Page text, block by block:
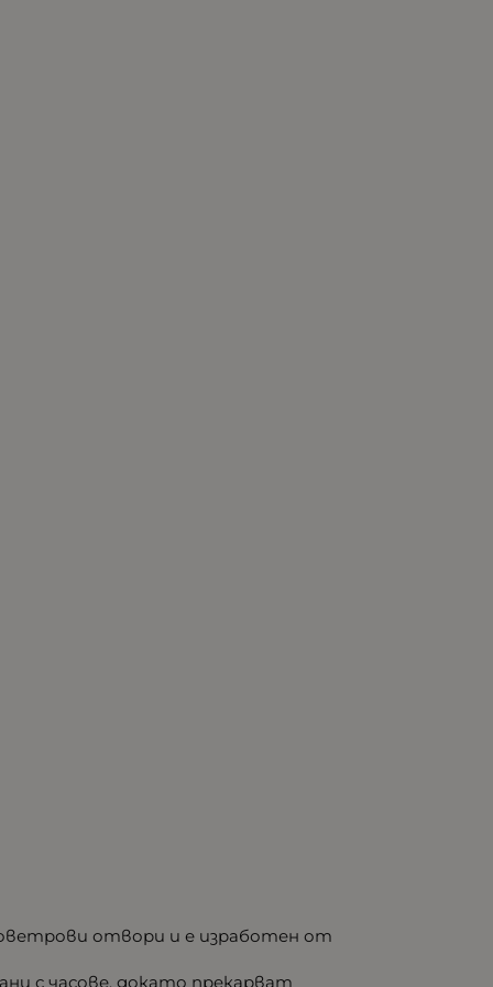
отвори и е изработен от
с часове, докато прекарват